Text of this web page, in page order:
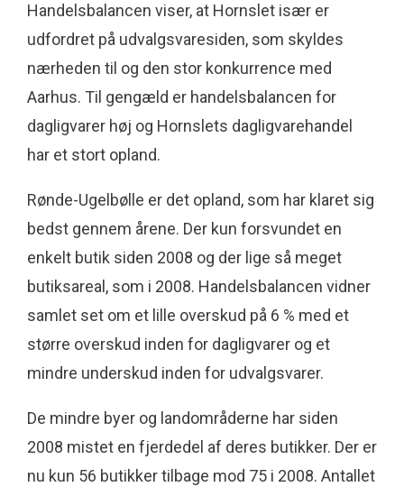
Handelsbalancen viser, at Hornslet især er
udfordret på udvalgsvaresiden, som skyldes
nærheden til og den stor konkurrence med
Aarhus. Til gengæld er handelsbalancen for
dagligvarer høj og Hornslets dagligvarehandel
har et stort opland.
Rønde-Ugelbølle er det opland, som har klaret sig
bedst gennem årene. Der kun forsvundet en
enkelt butik siden 2008 og der lige så meget
butiksareal, som i 2008. Handelsbalancen vidner
samlet set om et lille overskud på 6 % med et
større overskud inden for dagligvarer og et
mindre underskud inden for udvalgsvarer.
De mindre byer og landområderne har siden
2008 mistet en fjerdedel af deres butikker. Der er
nu kun 56 butikker tilbage mod 75 i 2008. Antallet